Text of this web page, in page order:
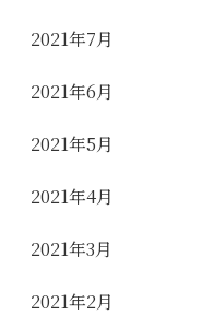
2021年7月
2021年6月
2021年5月
2021年4月
2021年3月
2021年2月